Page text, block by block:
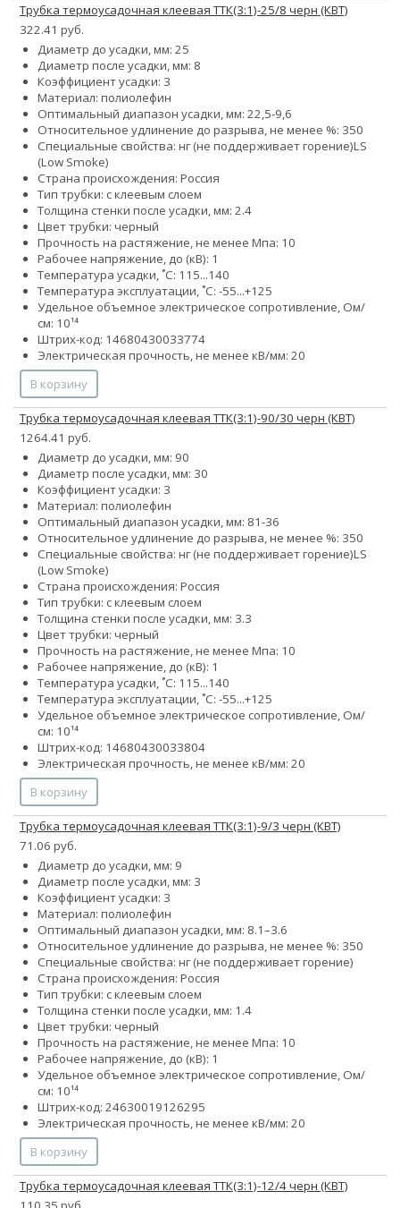
Трубка термоусадочная клеевая ТТК(3:1)-25/8 черн (КВТ)
322.41 руб.
Диаметр до усадки, мм: 25
Диаметр после усадки, мм: 8
Коэффициент усадки: 3
Материал: полиолефин
Оптимальный диапазон усадки, мм: 22,5-9,6
Относительное удлинение до разрыва, не менее %: 350
Специальные свойства: нг (не поддерживает горение)LS
(Low Smoke)
Страна происхождения: Россия
Тип трубки: с клеевым слоем
Толщина стенки после усадки, мм: 2.4
Цвет трубки: черный
Прочность на растяжение, не менее Мпа: 10
Рабочее напряжение, до (кВ): 1
Температура усадки, ˚С: 115...140
Температура эксплуатации, ˚С: -55...+125
Удельное объемное электрическое сопротивление, Ом/
см: 10¹⁴
Штрих-код: 14680430033774
Электрическая прочность, не менее кВ/мм: 20
В корзину
Трубка термоусадочная клеевая ТТК(3:1)-90/30 черн (КВТ)
1264.41 руб.
Диаметр до усадки, мм: 90
Диаметр после усадки, мм: 30
Коэффициент усадки: 3
Материал: полиолефин
Оптимальный диапазон усадки, мм: 81-36
Относительное удлинение до разрыва, не менее %: 350
Специальные свойства: нг (не поддерживает горение)LS
(Low Smoke)
Страна происхождения: Россия
Тип трубки: с клеевым слоем
Толщина стенки после усадки, мм: 3.3
Цвет трубки: черный
Прочность на растяжение, не менее Мпа: 10
Рабочее напряжение, до (кВ): 1
Температура усадки, ˚С: 115...140
Температура эксплуатации, ˚С: -55...+125
Удельное объемное электрическое сопротивление, Ом/
см: 10¹⁴
Штрих-код: 14680430033804
Электрическая прочность, не менее кВ/мм: 20
В корзину
Трубка термоусадочная клеевая ТТК(3:1)-9/3 черн (КВТ)
71.06 руб.
Диаметр до усадки, мм: 9
Диаметр после усадки, мм: 3
Коэффициент усадки: 3
Материал: полиолефин
Оптимальный диапазон усадки, мм: 8.1–3.6
Относительное удлинение до разрыва, не менее %: 350
Специальные свойства: нг (не поддерживает горение)
Страна происхождения: Россия
Тип трубки: с клеевым слоем
Толщина стенки после усадки, мм: 1.4
Цвет трубки: черный
Прочность на растяжение, не менее Мпа: 10
Рабочее напряжение, до (кВ): 1
Удельное объемное электрическое сопротивление, Ом/
см: 10¹⁴
Штрих-код: 24630019126295
Электрическая прочность, не менее кВ/мм: 20
В корзину
Трубка термоусадочная клеевая ТТК(3:1)-12/4 черн (КВТ)